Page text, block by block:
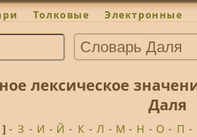
Толковые Электронные
лексическое
Даля
]- З - И - Й - К - Л - М - Н - О - П -